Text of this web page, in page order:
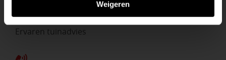
Weigeren
Ervaren tuinadvies